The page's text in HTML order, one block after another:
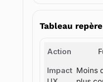
Tableau repère
Moins